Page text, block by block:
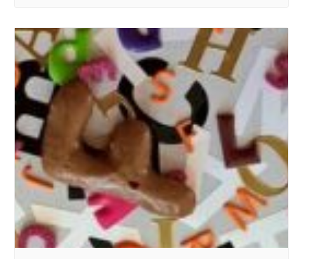
Bildquelle_ Pixabay Free_Christoph Meinersmann